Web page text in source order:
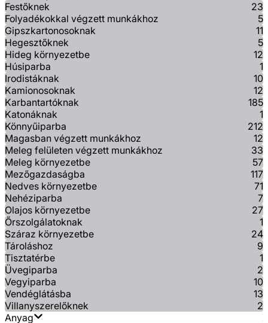
Festőknek
23
Folyadékokkal végzett munkákhoz
5
Gipszkartonosoknak
11
Hegesztőknek
5
Hideg környezetbe
12
Húsiparba
1
Irodistáknak
10
Kamionosoknak
12
Karbantartóknak
185
Katonáknak
1
Könnyűiparba
212
Magasban végzett munkákhoz
12
Meleg felületen végzett munkákhoz
33
Meleg környezetbe
57
Mezőgazdaságba
117
Nedves környezetbe
71
Nehéziparba
7
Olajos környezetbe
27
Őrszolgálatoknak
1
Száraz környezetbe
24
Tároláshoz
9
Tisztatérbe
1
Üvegiparba
2
Vegyiparba
10
Vendéglátásba
13
Villanyszerelőknek
2
Anyag